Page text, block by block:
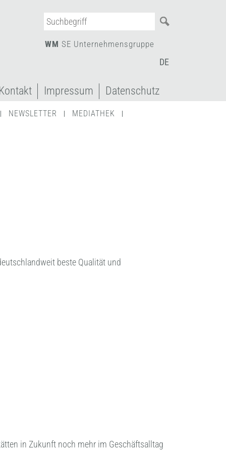
WM SE Unternehmensgruppe
Kontakt Impressum Datenschutz
NEWSLETTER MEDIATHEK
beste Qualität und
in Zukunft noch mehr im Geschäftsalltag